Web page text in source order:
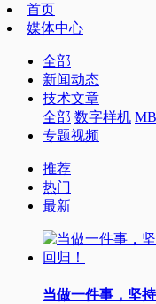
首页
媒体中心
全部
新闻动态
技术文章
全部 数字样机
专题视频
推荐
热门
最新
当做一件事，坚